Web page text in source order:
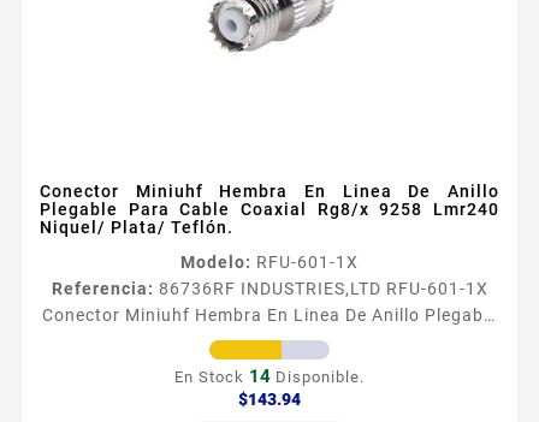
Conector Miniuhf Hembra En Linea De Anillo
Plegable Para Cable Coaxial Rg8/x 9258 Lmr240
Niquel/ Plata/ Teflón.
Modelo: RFU-601-1X
Referencia: 86736RF INDUSTRIES,LTD RFU-601-1X
Conector Miniuhf Hembra En Linea De Anillo Plegable
Para Cable Coaxial Rg8/x 9258 Lmr240 Niquel/
Plata/ Teflón. Conector MiniUHF Hembra de Anillo
Plegable para RG8X LMR240 Tipo de Conector
En Stock 14 Disponible.
$143.94Precio